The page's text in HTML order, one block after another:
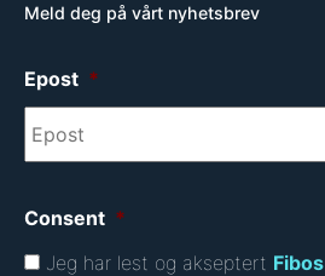
Meld deg på vårt nyhetsbrev
Epost *
Consent *
Jeg har lest og akseptert Fibos